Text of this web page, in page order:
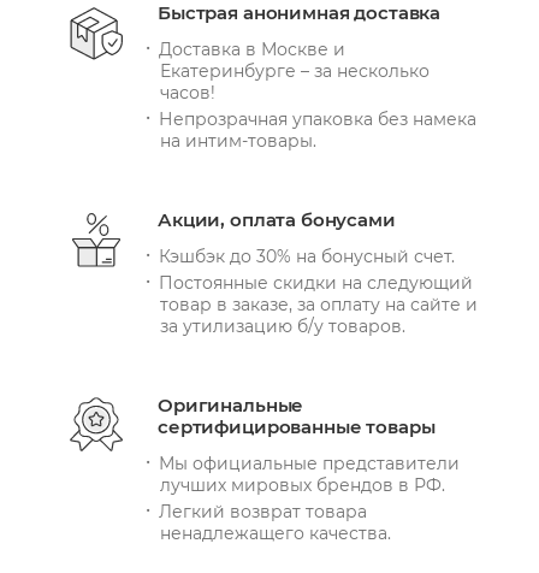
Быстрая анонимная доставка
Доставка в Москве и
Екатеринбурге – за несколько
часов!
Непрозрачная упаковка без намека
на интим-товары.
Акции, оплата бонусами
Кэшбэк до 30% на бонусный счет.
Постоянные скидки на следующий
товар в заказе, за оплату на сайте и
за утилизацию б/у товаров.
Оригинальные
сертифицированные товары
Мы официальные представители
лучших мировых брендов в РФ.
Легкий возврат товара
ненадлежащего качества.